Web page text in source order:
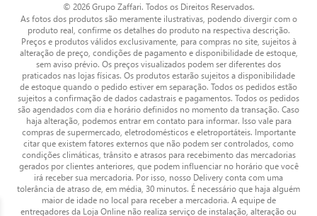
© 2026 Grupo Zaffari. Todos os Direitos Reservados.
As fotos dos produtos são meramente ilustrativas, podendo divergir com o
produto real, confirme os detalhes do produto na respectiva descrição.
Preços e produtos válidos exclusivamente, para compras no site, sujeitos à
alteração de preço, condições de pagamento e disponibilidade de estoque,
sem aviso prévio. Os preços visualizados podem ser diferentes dos
praticados nas lojas físicas. Os produtos estarão sujeitos a disponibilidade
de estoque quando o pedido estiver em separação. Todos os pedidos estão
sujeitos a confirmação de dados cadastrais e pagamentos. Todos os pedidos
são agendados com dia e horário definidos no momento da transação. Caso
haja alteração, podemos entrar em contato para informar. Isso vale para
compras de supermercado, eletrodomésticos e eletroportáteis. Importante
citar que existem fatores externos que não podem ser controlados, como
condições climáticas, trânsito e atrasos para recebimento das mercadorias
gerados por clientes anteriores, que podem influenciar no horário que você
irá receber sua mercadoria. Por isso, nosso Delivery conta com uma
tolerância de atraso de, em média, 30 minutos. É necessário que haja alguém
maior de idade no local para receber a mercadoria. A equipe de
entregadores da Loja Online não realiza serviço de instalação, alteração ou